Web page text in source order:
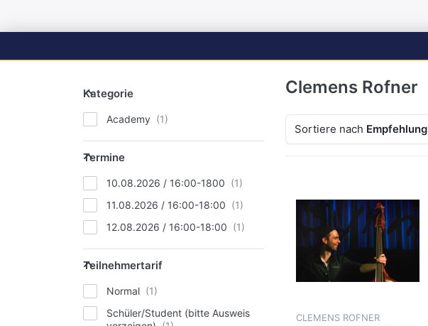
Kategorie
Academy
Termine
10.08.2026 / 16:00-1800
11.08.2026 / 16:00-18:00
12.08.2026 / 16:00-18:00
Teilnehmertarif
Normal
Schüler/Student (bitte Ausweis
Clemens Rofner
Sortiere nach Empfehlung
CLEMENS ROFNER